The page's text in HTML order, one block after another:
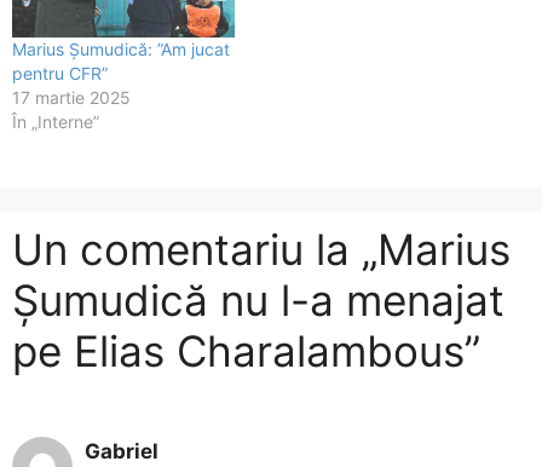
Marius Șumudică: ”Am jucat
pentru CFR”
17 martie 2025
În „Interne”
Un comentariu la „Marius
Șumudică nu l-a menajat
pe Elias Charalambous”
Gabriel